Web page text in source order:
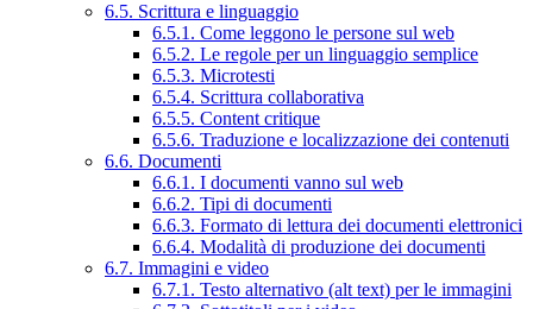
6.5. Scrittura e linguaggio
6.5.1. Come leggono le persone sul web
6.5.2. Le regole per un linguaggio semplice
6.5.3. Microtesti
6.5.4. Scrittura collaborativa
6.5.5. Content critique
6.5.6. Traduzione e localizzazione dei contenuti
6.6. Documenti
6.6.1. I documenti vanno sul web
6.6.2. Tipi di documenti
6.6.3. Formato di lettura dei documenti elettronici
6.6.4. Modalità di produzione dei documenti
6.7. Immagini e video
6.7.1. Testo alternativo (alt text) per le immagini